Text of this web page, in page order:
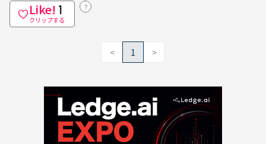
Like! 1
クリップする
？
< 1 >